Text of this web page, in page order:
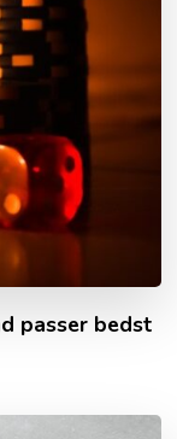
passer bedst